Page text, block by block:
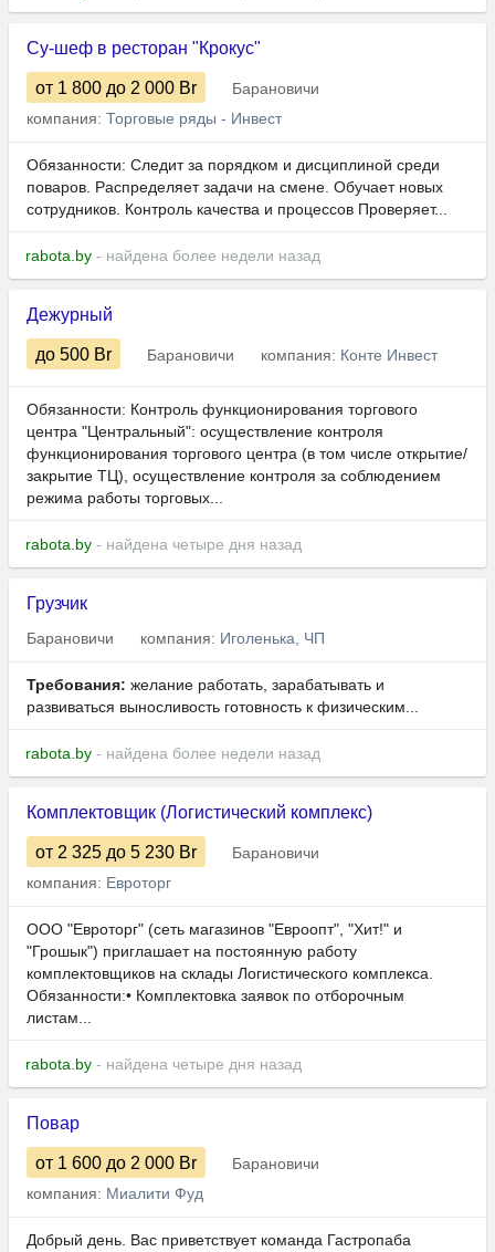
Су-шеф в ресторан "Крокус"
от 1 800 до 2 000 Br
Барановичи
компания: Торговые ряды - Инвест
Обязанности: Следит за порядком и дисциплиной среди
поваров. Распределяет задачи на смене. Обучает новых
сотрудников. Контроль качества и процессов Проверяет...
rabota.by - найдена более недели назад
Дежурный
до 500 Br Барановичи компания: Конте Инвест
Обязанности: Контроль функционирования торгового
центра "Центральный": осуществление контроля
функционирования торгового центра (в том числе открытие/
закрытие ТЦ), осуществление контроля за соблюдением
режима работы торговых...
rabota.by - найдена четыре дня назад
Грузчик
Барановичи компания: Иголенька, ЧП
Требования: желание работать, зарабатывать и
развиваться выносливость готовность к физическим...
rabota.by - найдена более недели назад
Комплектовщик (Логистический комплекс)
от 2 325 до 5 230 Br
Барановичи
компания: Евроторг
ООО "Евроторг" (сеть магазинов "Евроопт", "Хит!" и
"Грошык") приглашает на постоянную работу
комплектовщиков на склады Логистического комплекса.
Обязанности:• Комплектовка заявок по отборочным
листам...
rabota.by - найдена четыре дня назад
Повар
от 1 600 до 2 000 Br
Барановичи
компания: Миалити Фуд
Добрый день. Вас приветствует команда Гастропаба